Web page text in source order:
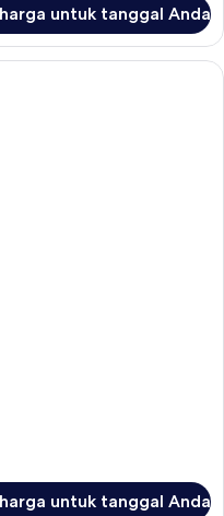
untuk tanggal Anda
untuk tanggal Anda